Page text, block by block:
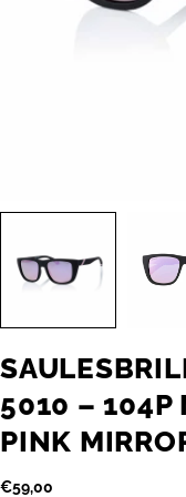
5010 – 104P
PINK
Parastā
€59,00